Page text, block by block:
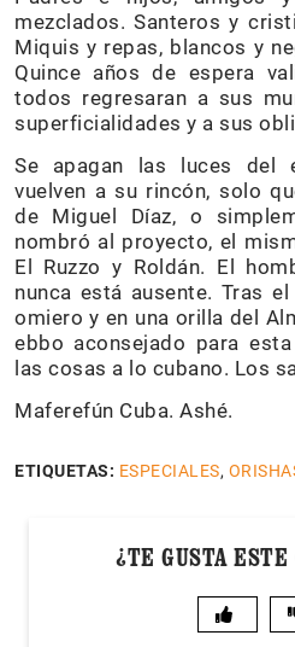
mezclados. Santeros y
Miquis y repas, blancos y
Quince años de espera
todos regresaran a sus
superficialidades y a sus
Se apagan las luces del
vuelven a su rincón, solo
de Miguel Díaz, o
nombró al proyecto, el
El Ruzzo y Roldán. El
nunca está ausente. Tras
omiero y en una orilla del
ebbo aconsejado para
las cosas a lo cubano. Los
Maferefún Cuba. Ashé.
ETIQUETAS: ESPECIALES,
¿TE GUSTA ESTE